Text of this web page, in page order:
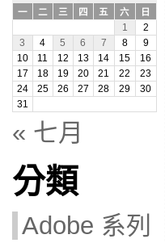
一
二 三 四 五 六
日
1
2
3
4 5 6 7 8
9
10
11 12 13 14 15
16
17
18 19 20 21 22
23
24
25 26 27 28 29
30
31
« 七月
分類
Adobe 系列